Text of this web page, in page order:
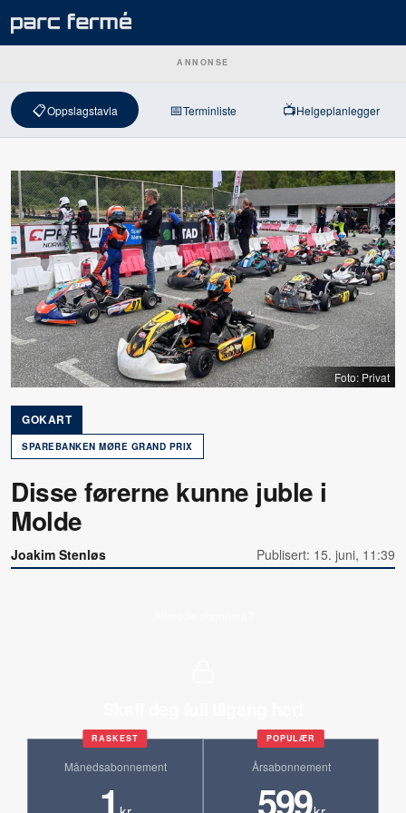
ANNONSE
📋Oppslagstavla 📅Terminliste 📺Helgeplanlegger
Foto: Privat
GOKART
SPAREBANKEN MØRE GRAND PRIX
Disse førerne kunne juble i
Molde
Joakim Stenløs Publisert: 15. juni, 11:39
RASKEST
Månedsabonnement
1
POPULÆR
Årsabonnement
599